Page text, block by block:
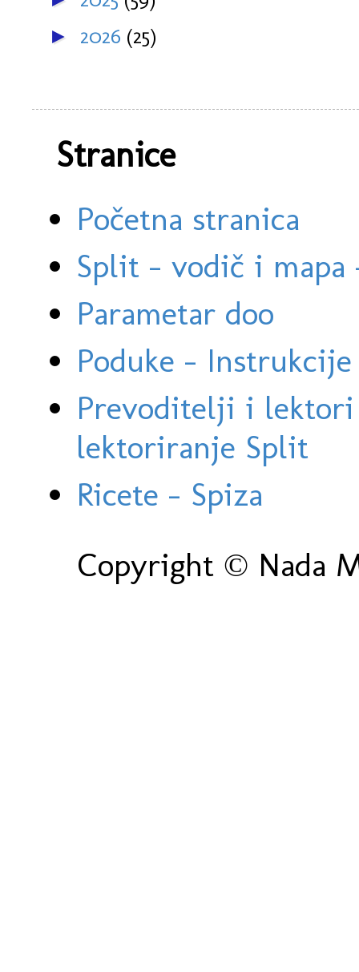
► 2026 (25)
Stranice
Početna stranica
Split - vodič i
Parametar doo
Poduke -
Prevoditelji i
lektoriranje Split
Ricete - Spiza
Copyright © Nada